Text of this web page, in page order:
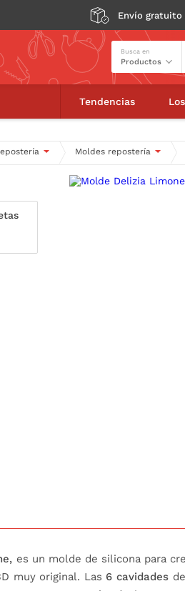
Envío
Busca en
Tendencias
Moldes repostería
Molde Delizia
es un molde de silicona para
muy original. Las 6 cavidades